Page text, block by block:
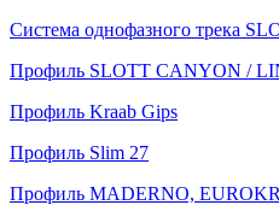
Система однофазного трека
Профиль SLOTT CANYON /
Профиль Kraab Gips
Профиль Slim 27
Профиль MADERNO,